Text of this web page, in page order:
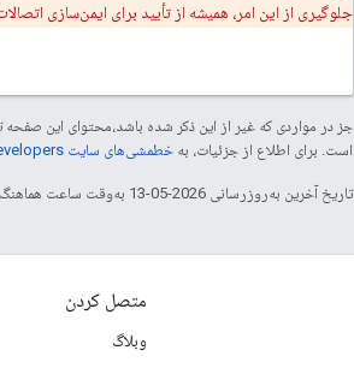
جلوگیری از این امر، همیشه از تأیید برای ایمن‌سازی
جز در مواردی که غیر از این ذکر شده باشد،‌محتوای این
است. برای اطلاع از جزئیات، به خطمشی‌های سایت Google Developers‏
تاریخ آخرین به‌روزرسانی 2026-05-13 به‌وقت ساعت هماهنگ جهانی.
متصل کردن
وبلاگ